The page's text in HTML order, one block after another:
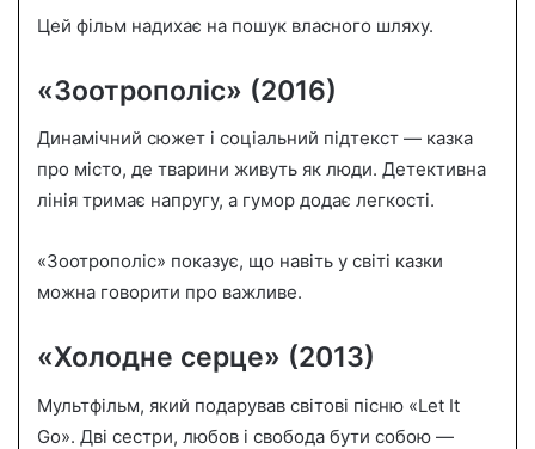
Цей фільм надихає на пошук власного шляху.
«Зоотрополіс» (2016)
Динамічний сюжет і соціальний підтекст — казка
про місто, де тварини живуть як люди. Детективна
лінія тримає напругу, а гумор додає легкості.
«Зоотрополіс» показує, що навіть у світі казки
можна говорити про важливе.
«Холодне серце» (2013)
Мультфільм, який подарував світові пісню «Let It
Go». Дві сестри, любов і свобода бути собою —